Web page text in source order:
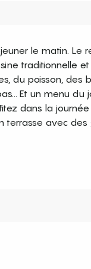
le matin. Le
traditionnelle
du poisson, des
Et un menu du
dans la
terrasse avec des